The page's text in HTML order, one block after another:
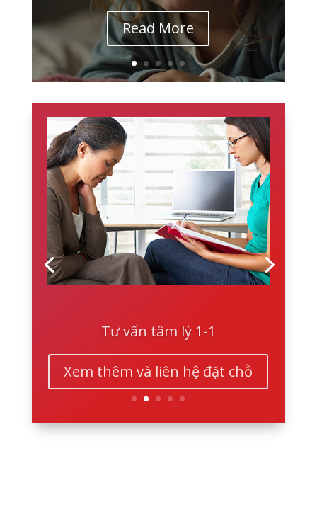
Read More
Tư vấn tâm lý 1-1
Xem thêm và liên hệ đặt chỗ